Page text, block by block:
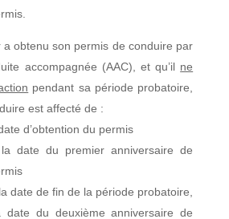
a obtenu son permis de conduire par
accompagnée (AAC), et qu’il ne
pendant sa période probatoire,
est affecté de :
d’obtention du permis
date du premier anniversaire de
date de fin de la période probatoire,
date du deuxième anniversaire de